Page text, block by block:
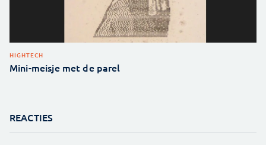
HIGHTECH
Mini-meisje met de parel
REACTIES